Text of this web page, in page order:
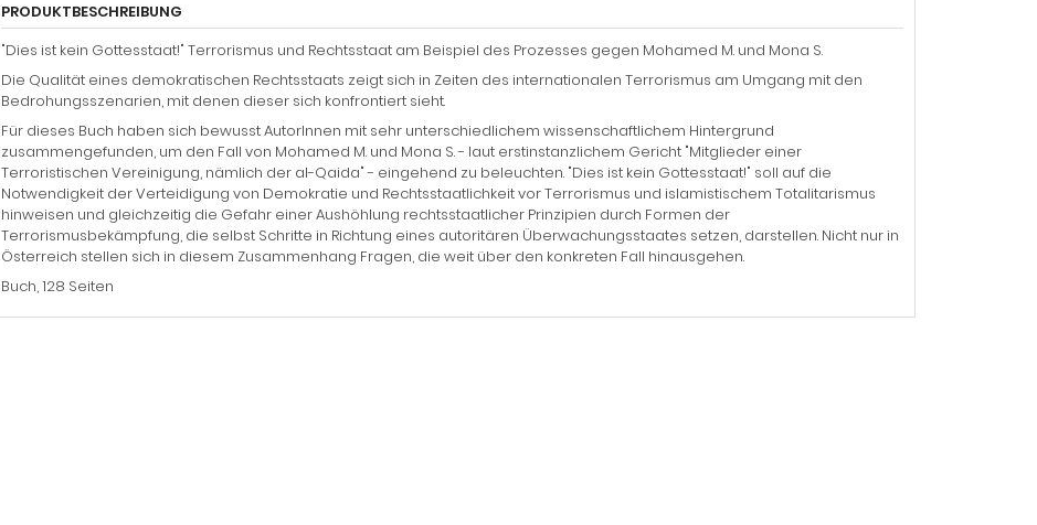
PRODUKTBESCHREIBUNG
"Dies ist kein Gottesstaat!" Terrorismus und Rechtsstaat am Beispiel des Prozesses gegen Mohamed M. und Mona S.
Die Qualität eines demokratischen Rechtsstaats zeigt sich in Zeiten des internationalen Terrorismus am Umgang mit den
Bedrohungsszenarien, mit denen dieser sich konfrontiert sieht.
Für dieses Buch haben sich bewusst AutorInnen mit sehr unterschiedlichem wissenschaftlichem Hintergrund
zusammengefunden, um den Fall von Mohamed M. und Mona S. - laut erstinstanzlichem Gericht "Mitglieder einer
Terroristischen Vereinigung, nämlich der al-Qaida" - eingehend zu beleuchten. "Dies ist kein Gottesstaat!" soll auf die
Notwendigkeit der Verteidigung von Demokratie und Rechtsstaatlichkeit vor Terrorismus und islamistischem Totalitarismus
hinweisen und gleichzeitig die Gefahr einer Aushöhlung rechtsstaatlicher Prinzipien durch Formen der
Terrorismusbekämpfung, die selbst Schritte in Richtung eines autoritären Überwachungsstaates setzen, darstellen. Nicht nur in
Österreich stellen sich in diesem Zusammenhang Fragen, die weit über den konkreten Fall hinausgehen.
Buch, 128 Seiten